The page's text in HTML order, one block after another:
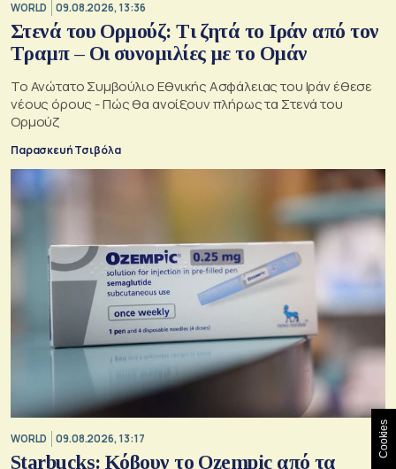
WORLD 09.08.2026, 13:36
Στενά του Ορμούζ: Τι ζητά το Ιράν από τον
Τραμπ – Οι συνομιλίες με το Ομάν
Το Ανώτατο Συμβούλιο Εθνικής Ασφάλειας του Ιράν έθεσε
νέους όρους - Πώς θα ανοίξουν πλήρως τα Στενά του
Ορμούζ
Παρασκευή Τσιβόλα
WORLD 09.08.2026, 13:17
Starbucks: Κόβουν το Ozempic από τα
Cookies